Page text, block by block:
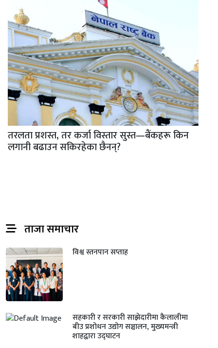
तरलता प्रशस्त, तर कर्जा विस्तार सुस्त—बैंकहरू किन
लगानी बढाउन सकिरहेका छैनन्?
ताजा समाचार
विश्व स्तनपान सप्ताह
सहकारी र सरकारी साझेदारीमा कैलालीमा
बीउ प्रशोधन उद्योग सञ्चालन, मुख्यमन्त्री
शाहद्वारा उद्घाटन